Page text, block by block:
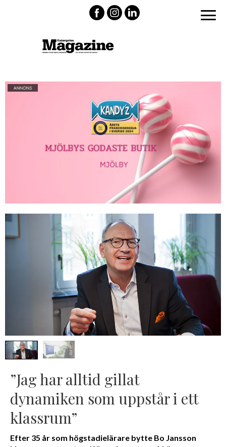
”Jag har alltid gillat
dynamiken som uppstår i ett
klassrum”
Efter 35 år som högstadielärare bytte Bo Jansson